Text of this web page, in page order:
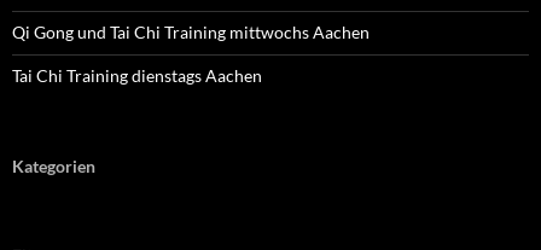
Qi Gong und Tai Chi Training mittwochs Aachen
Tai Chi Training dienstags Aachen
Kategorien